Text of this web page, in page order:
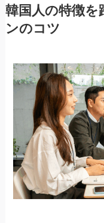
韓国人の特徴を
ンのコツ